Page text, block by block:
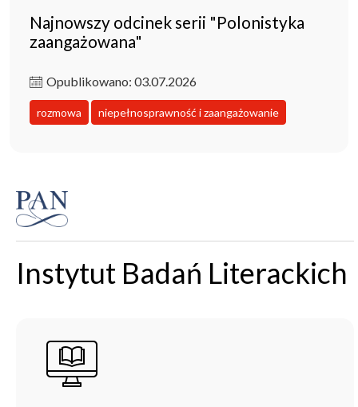
Najnowszy odcinek serii "Polonistyka
zaangażowana"
Opublikowano: 03.07.2026
rozmowa niepełnosprawność i zaangażowanie
Instytut Badań Literackich